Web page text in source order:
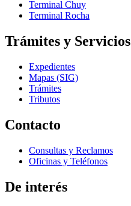
Terminal Chuy
Terminal Rocha
Trámites y Servicios
Expedientes
Mapas (SIG)
Trámites
Tributos
Contacto
Consultas y Reclamos
Oficinas y Teléfonos
De interés